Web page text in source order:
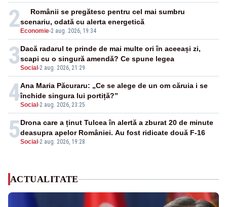
2 Economie-2 aug. 2026, 19:34
Românii se pregătesc pentru cel mai sumbru
scenariu, odată cu alerta energetică
3Social -2 aug. 2026, 21:29
Dacă radarul te prinde de mai multe ori în aceeași zi,
scapi cu o singură amendă? Ce spune legea
4Social -2 aug. 2026, 23:25
Ana Maria Păcuraru: „Ce se alege de un om căruia i se
închide singura lui portiță?”
5Social -2 aug. 2026, 19:28
Drona care a ținut Tulcea în alertă a zburat 20 de minute
deasupra apelor României. Au fost ridicate două F-16
ACTUALITATE